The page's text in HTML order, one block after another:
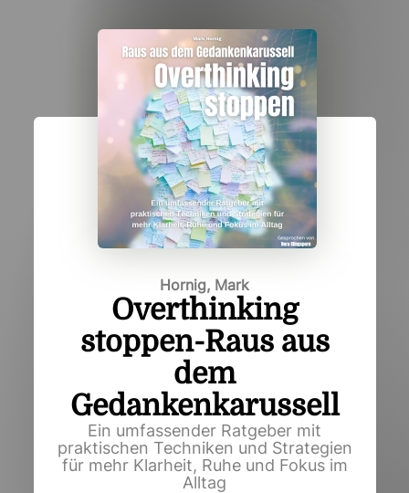
Hornig, Mark
Overthinking
stoppen-Raus aus
dem
Gedankenkarussell
Ein umfassender Ratgeber mit
praktischen Techniken und Strategien
für mehr Klarheit, Ruhe und Fokus im
Alltag